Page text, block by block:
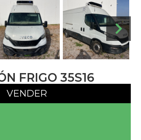
FRIGO 35S16
VENDER